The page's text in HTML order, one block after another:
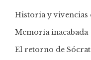
Historia y vivencias
Memoria inacabada
El retorno de